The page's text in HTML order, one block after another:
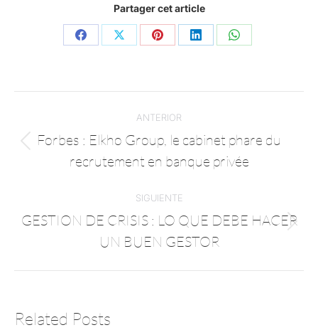
Partager cet article
ANTERIOR
Forbes : Elkho Group, le cabinet phare du
recrutement en banque privée
SIGUIENTE
GESTION DE CRISIS : LO QUE DEBE HACER
UN BUEN GESTOR
Related Posts